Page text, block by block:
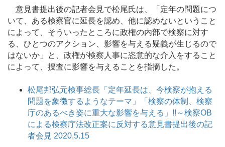
意見書提出後の記者会見で松尾氏は、「定年の問題につ
いて、ある検察官に延長を認め、他に認めないということ
によって、そういったところに政権の内部で検察に対す
る、ひとつのアクション、影響を与える疑義が生じるので
はないか」と、政権が検察人事に恣意的な介入をすること
によって、捜査に影響を与えることを指摘した。
松尾邦弘元検事総長「定年延長は、今検察が抱える
問題を象徴するようなテーマ」「検察の体制、検察
庁のあるべき姿に重大な影響を与える」!!～検察OB
による検察庁法改正案に反対する意見書提出後の記
者会見 2020.5.15